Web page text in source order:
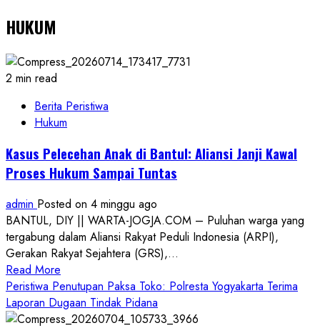
HUKUM
2 min read
Berita Peristiwa
Hukum
Kasus Pelecehan Anak di Bantul: Aliansi Janji Kawal
Proses Hukum Sampai Tuntas
admin Posted on 4 minggu ago
BANTUL, DIY || WARTA-JOGJA.COM – Puluhan warga yang
tergabung dalam Aliansi Rakyat Peduli Indonesia (ARPI),
Gerakan Rakyat Sejahtera (GRS),...
Read More
more
about
Kasus
Peristiwa Penutupan Paksa Toko: Polresta Yogyakarta Terima
Laporan Dugaan Tindak Pidana